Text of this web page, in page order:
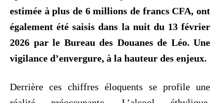
estimée à plus de 6 millions de francs CFA, ont
également été saisis dans la nuit du 13 février
2026 par le Bureau des Douanes de Léo. Une
vigilance d’envergure, à la hauteur des enjeux.
Derrière ces chiffres éloquents se profile une